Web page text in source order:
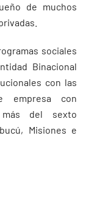
de muchos
sociales
Binacional
con las
empresa con
más del sexto
Misiones e